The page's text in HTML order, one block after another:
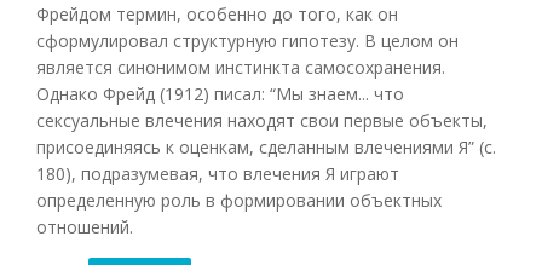
Фрейдом термин, особенно до того, как он
сформулировал структурную гипотезу. В целом он
является синонимом инстинкта самосохранения.
Однако Фрейд (1912) писал: “Мы знаем... что
сексуальные влечения находят свои первые объекты,
присоединяясь к оценкам, сделанным влечениями Я” (с.
180), подразумевая, что влечения Я играют
определенную роль в формировании объектных
отношений.